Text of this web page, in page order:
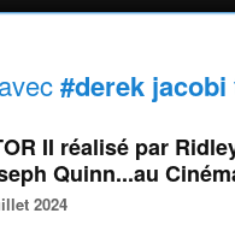
#derek jacobi
II réalisé par
Quinn...au
2024